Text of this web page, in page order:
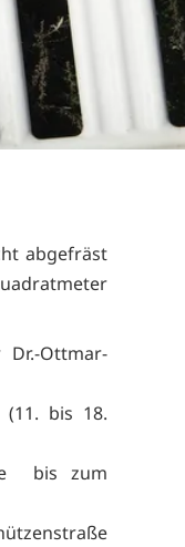
abgefräst
Ottmar-
bis 18.
bis zum